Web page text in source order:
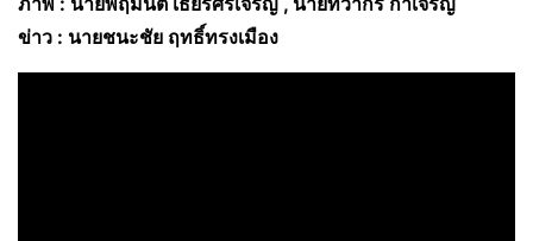
ข่าว : นายชนะชัย ฤทธิ์ทรงเมือง